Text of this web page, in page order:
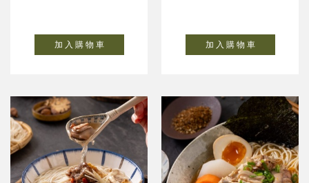
加 入 購 物 車 加 入 購 物 車